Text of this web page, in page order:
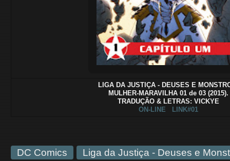
LIGA DA JUSTIÇA - DEUSES E
MULHER-MARAVILHA 01 de 03 (2015).
TRADUÇÃO & LETRAS: VICKYE
ON-LINE
LINK#01
DC Comics Liga da Justiça - Deuses e